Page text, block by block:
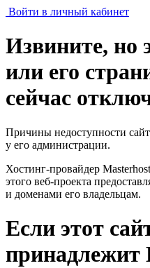
Войти в личный кабинет
Извините, но
или его
сейчас
Причины недоступности
у его администрации.
Хостинг-провайдер
этого веб-проекта
и доменами его владельцам.
Если этот
принадлежит